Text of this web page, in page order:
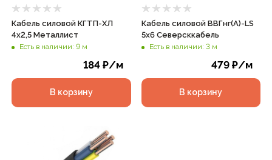
Кабель силовой КГТП-ХЛ
4х2,5 Металлист
Есть в наличии: 9 м
184₽/м
В корзину
Кабель силовой ВВГнг(А)-LS
5х6 Северсккабель
Есть в наличии: 3 м
479 ₽/м
В корзину